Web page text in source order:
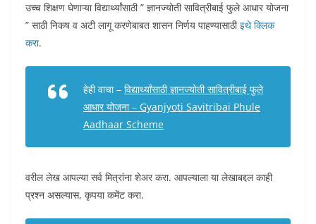
उच्च शिक्षण घेणाऱ्या विद्यार्थ्यांसाठी ” ज्ञानज्योती सावित्रीबाई फुले आधार योजना
” साठी निकष व अटी लागू करणेबाबत शासन निर्णय पाहण्यासाठीइथे क्लिक
करा.
हेही वाचा – विद्यार्थ्यांसाठी ज्ञानज्योती सावित्रीबाई फुले
आधार योजना – Gyanjyoti Savitribai Phule
Aadhaar Scheme
वरील लेख आपल्या सर्व मित्रांना शेअर करा. आपल्याला या लेखाबद्दल काही
प्रश्न असल्यास, कृपया कमेंट करा.